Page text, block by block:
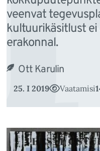
veenvat
kultuurikäsitlust ei
erakonnal.
Ott Karulin
25. I 2019 Vaatamisi